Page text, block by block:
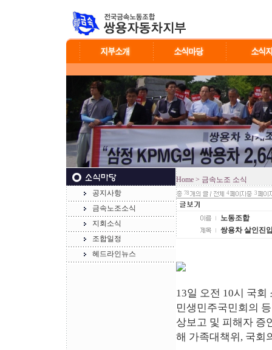
공지사항
금속노조소식
지회소식
조합일정
헤드라인뉴스
Home > 금속노조 소식
78 4 3
노동조합
쌍용차 살인진
13일 오전 10시 국
민생민주국민회의
상보고 및 피해자 증
해 가족대책위, 국회